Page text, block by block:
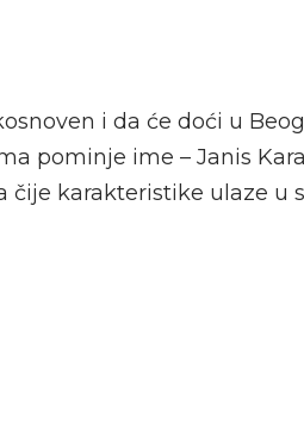
i da će doći u
pominje ime – Janis
čije karakteristike ulaze u